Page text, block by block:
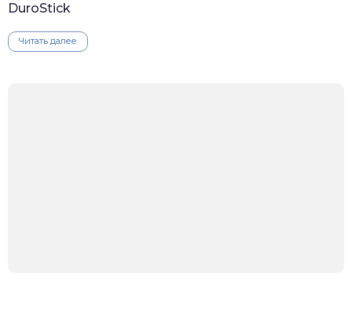
DuroStick
Читать далее